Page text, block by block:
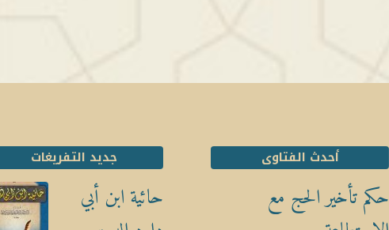
أحدث الفتاوى
حكم تأخير الحج مع
جديد التفريغات
حائية ابن أبي